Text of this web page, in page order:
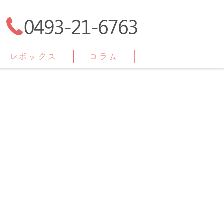
0493-21-6763
レボックス コラム